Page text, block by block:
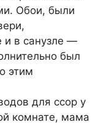
Обои, были
и в санузле —
был
этим
для ссор у
комнате, мама